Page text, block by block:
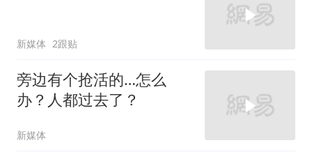
新媒体 2跟贴
旁边有个抢活的…怎么
办？人都过去了？
新媒体